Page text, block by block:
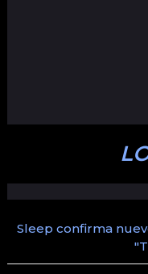
Sleep confirma